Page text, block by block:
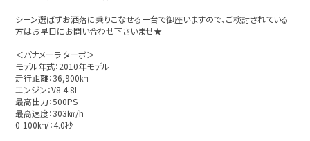
シーン選ばずお洒落に乗りこなせる一台で御座いますので、ご検討されている
方はお早目にお問い合わせ下さいませ★
＜パナメーラ ターボ＞
モデル年式：2010年モデル
走行距離：36,900㎞
エンジン：V8 4.8L
最高出力：500PS
最高速度：303㎞/h
0-100㎞/：4.0秒